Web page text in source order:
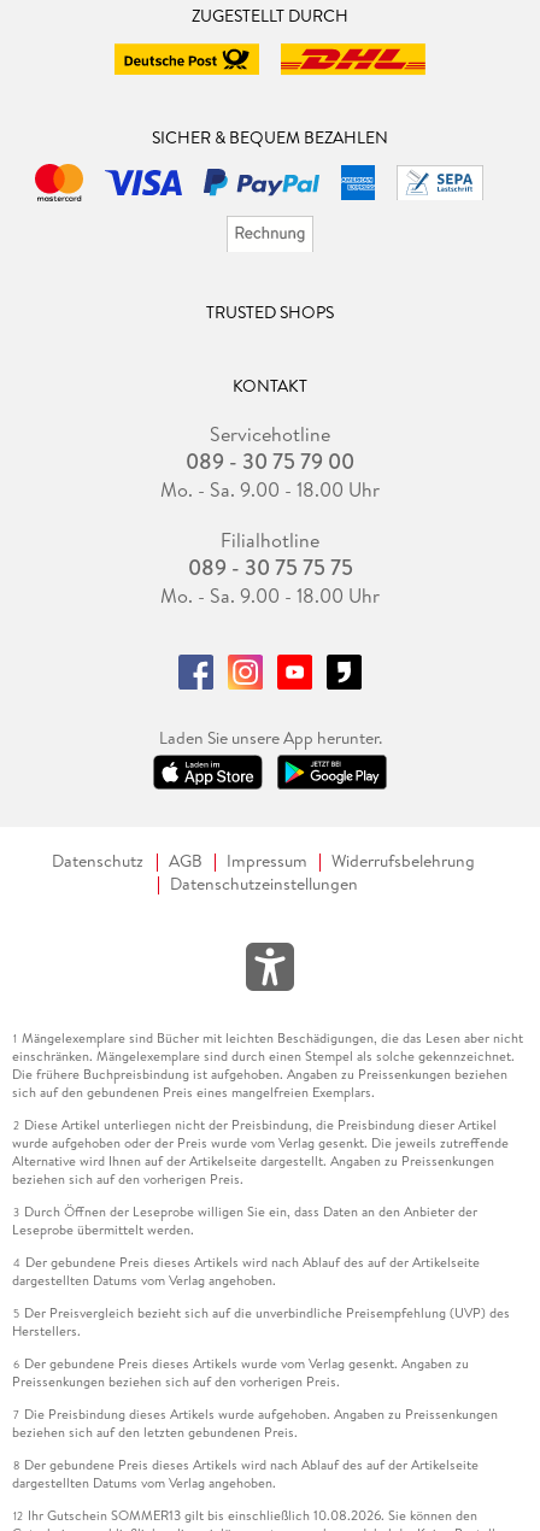
ZUGESTELLT DURCH
SICHER & BEQUEM BEZAHLEN
TRUSTED SHOPS
KONTAKT
Servicehotline
089 - 30 75 79 00
Mo. - Sa. 9.00 - 18.00 Uhr
Filialhotline
089 - 30 75 75 75
Mo. - Sa. 9.00 - 18.00 Uhr
Laden Sie unsere App herunter.
Datenschutz AGB Impressum
Widerrufsbelehrung
Datenschutzeinstellungen
1 Mängelexemplare sind Bücher mit leichten Beschädigungen, die das Lesen aber nicht
einschränken. Mängelexemplare sind durch einen Stempel als solche gekennzeichnet.
Die frühere Buchpreisbindung ist aufgehoben. Angaben zu Preissenkungen beziehen
sich auf den gebundenen Preis eines mangelfreien Exemplars.
2 Diese Artikel unterliegen nicht der Preisbindung, die Preisbindung dieser Artikel
wurde aufgehoben oder der Preis wurde vom Verlag gesenkt. Die jeweils zutreffende
Alternative wird Ihnen auf der Artikelseite dargestellt. Angaben zu Preissenkungen
beziehen sich auf den vorherigen Preis.
3 Durch Öffnen der Leseprobe willigen Sie ein, dass Daten an den Anbieter der
Leseprobe übermittelt werden.
4 Der gebundene Preis dieses Artikels wird nach Ablauf des auf der Artikelseite
dargestellten Datums vom Verlag angehoben.
5 Der Preisvergleich bezieht sich auf die unverbindliche Preisempfehlung (UVP) des
Herstellers.
6 Der gebundene Preis dieses Artikels wurde vom Verlag gesenkt. Angaben zu
Preissenkungen beziehen sich auf den vorherigen Preis.
7 Die Preisbindung dieses Artikels wurde aufgehoben. Angaben zu Preissenkungen
beziehen sich auf den letzten gebundenen Preis.
8 Der gebundene Preis dieses Artikels wird nach Ablauf des auf der Artikelseite
dargestellten Datums vom Verlag angehoben.
12 Ihr Gutschein SOMMER13 gilt bis einschließlich 10.08.2026. Sie können den